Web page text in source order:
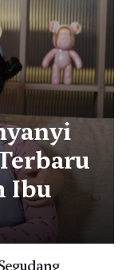
Ibu